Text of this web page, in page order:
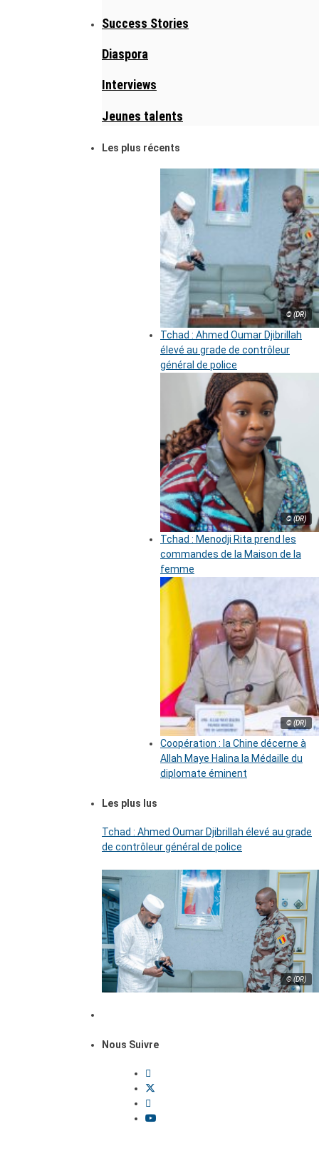
Success Stories
Diaspora
Interviews
Jeunes talents
Les plus récents
© (DR)
Tchad : Ahmed Oumar Djibrillah
élevé au grade de contrôleur
général de police
© (DR)
Tchad : Menodji Rita prend les
commandes de la Maison de la
femme
© (DR)
Coopération : la Chine décerne à
Allah Maye Halina la Médaille du
diplomate éminent
Les plus lus
Tchad : Ahmed Oumar Djibrillah élevé au grade
de contrôleur général de police
© (DR)
Nous Suivre